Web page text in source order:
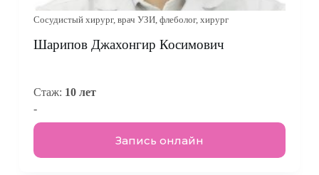
Сосудистый хирург, врач УЗИ, флеболог, хирург
Шарипов Джахонгир Косимович
Стаж: 10 лет
-
Запись онлайн